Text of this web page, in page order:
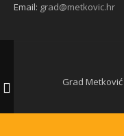
Email: grad@metkovic.hr
Grad